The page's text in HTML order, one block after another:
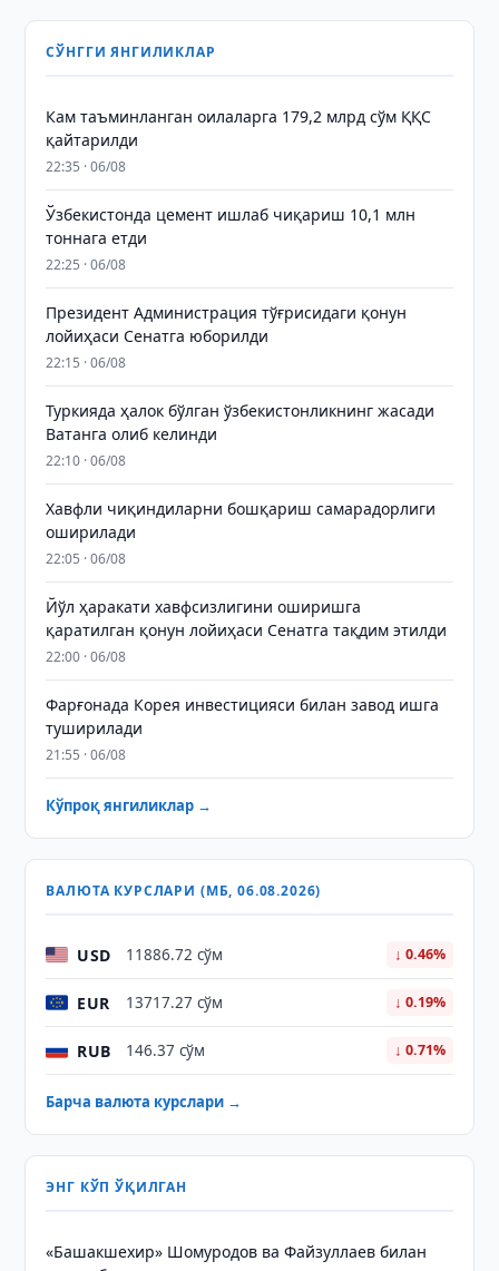
СЎНГГИ ЯНГИЛИКЛАР
Кам таъминланган оилаларга 179,2 млрд сўм ҚҚС
қайтарилди
22:35 · 06/08
Ўзбекистонда цемент ишлаб чиқариш 10,1 млн
тоннага етди
22:25 · 06/08
Президент Администрация тўғрисидаги қонун
лойиҳаси Сенатга юборилди
22:15 · 06/08
Туркияда ҳалок бўлган ўзбекистонликнинг жасади
Ватанга олиб келинди
22:10 · 06/08
Хавфли чиқиндиларни бошқариш самарадорлиги
оширилади
22:05 · 06/08
Йўл ҳаракати хавфсизлигини оширишга
қаратилган қонун лойиҳаси Сенатга тақдим этилди
22:00 · 06/08
Фарғонада Корея инвестицияси билан завод ишга
туширилади
21:55 · 06/08
Кўпроқ янгиликлар →
ВАЛЮТА КУРСЛАРИ (МБ, 06.08.2026)
USD 11886.72 сўм ↓ 0.46%
EUR 13717.27 сўм ↓ 0.19%
RUB 146.37 сўм ↓ 0.71%
Барча валюта курслари →
ЭНГ КЎП ЎҚИЛГАН
«Башакшехир» Шомуродов ва Файзуллаев билан